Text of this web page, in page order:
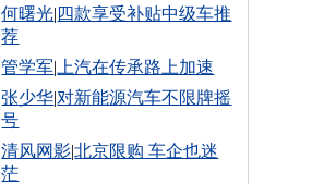
何曙光| 四款享受补贴中级车推
荐
管学军| 上汽在传承路上加速
张少华|对新能源汽车不限牌摇
号
清风网影|北京限购 车企也迷
茫